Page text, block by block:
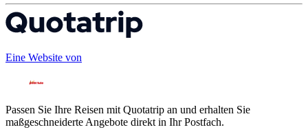
Eine Website von
Passen Sie Ihre Reisen mit Quotatrip an und erhalten Sie
maßgeschneiderte Angebote direkt in Ihr Postfach.